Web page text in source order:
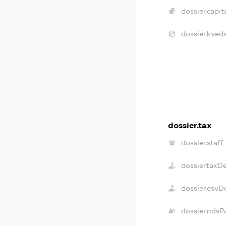
dossier.tax
dossier.staff